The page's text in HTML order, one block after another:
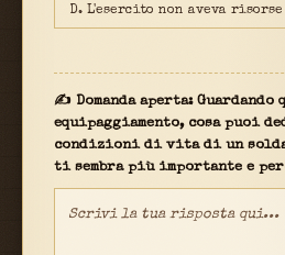
D. L'esercito non aveva
✍ Domanda aperta: Guardando
equipaggiamento, cosa puoi
condizioni di vita di un
ti sembra più importante e